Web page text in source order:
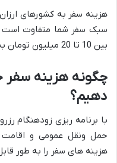
هزینه سفر به کشورهای
سبک سفر شما متفاوت است
بین 10 تا 20 میلیون تومان به این کشورها سفر کرد.
چگونه هزینه سفر
دهیم؟
با برنامه ریزی زودهنگام
حمل ونقل عمومی و اقامت
هزینه های سفر را به طور